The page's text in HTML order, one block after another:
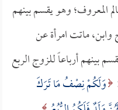
المعروف؛ وهو يقسم بينهم
ماتت امرأة عن
بينهم أرباعاً للزوج الربع
وَلَكُمْ نِصْفُ مَا تَرَكَ